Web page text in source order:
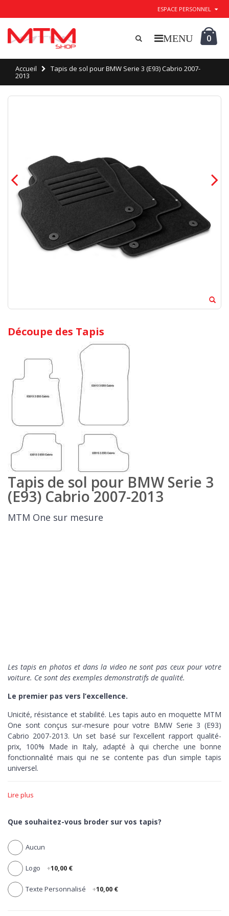
ESPACE PERSONNEL
0
Accueil Tapis de sol pour BMW Serie 3 (E93) Cabrio 2007-
2013
Découpe des Tapis
Tapis de sol pour BMW Serie 3
(E93) Cabrio 2007-2013
MTM One sur mesure
Les tapis en photos et dans la video ne sont pas ceux pour votre
voiture. Ce sont des exemples demonstratifs de qualité.
Le premier pas vers l’excellence.
Unicité, résistance et stabilité. Les tapis auto en moquette MTM
One sont conçus sur-mesure pour votre BMW Serie 3 (E93)
Cabrio 2007-2013. Un set basé sur l’excellent rapport qualité-
prix, 100% Made in Italy,adapté à qui cherche une bonne
fonctionnalité mais qui ne se contente pas d’un simple tapis
universel.
capable de découper au millimètre-près la moquette de chacun
précision maximale.
sujette à l’usure, tous les tapis en moquette MTM One sont
réalisés en velours aiguilleté 100% polypropylène, élastique,
compacte et ultra-résistant.
Stabilité >Les tapis One ont
antidérapante. Des tapis fermes et robustes, jusqu’au dernier
Lire plus
Que souhaitez-vous broder sur vos tapis?
Aucun
Logo +10,00 €
Texte Personnalisé +10,00 €